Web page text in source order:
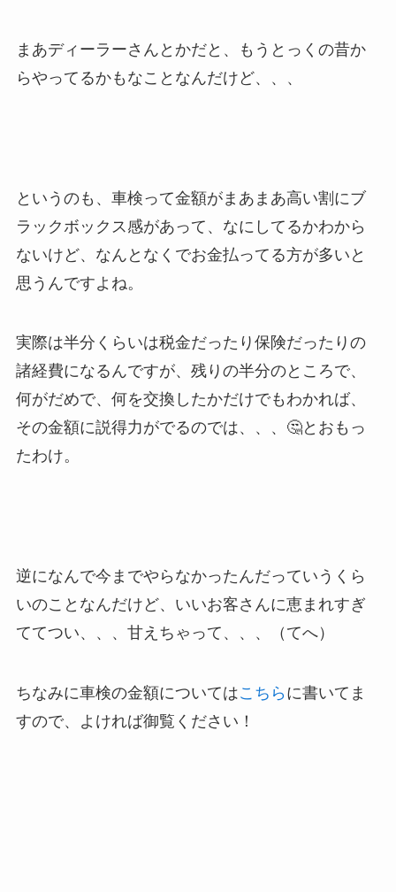
まあディーラーさんとかだと、もうとっくの昔か
らやってるかもなことなんだけど、、、
というのも、車検って金額がまあまあ高い割にブ
ラックボックス感があって、なにしてるかわから
ないけど、なんとなくでお金払ってる方が多いと
思うんですよね。
実際は半分くらいは税金だったり保険だったりの
諸経費になるんですが、残りの半分のところで、
何がだめで、何を交換したかだけでもわかれば、
その金額に説得力がでるのでは、、、🤔とおもっ
たわけ。
逆になんで今までやらなかったんだっていうくら
いのことなんだけど、いいお客さんに恵まれすぎ
ててつい、、、甘えちゃって、、、（てへ）
ちなみに車検の金額についてはこちら に書いてま
すので、よければ御覧ください！